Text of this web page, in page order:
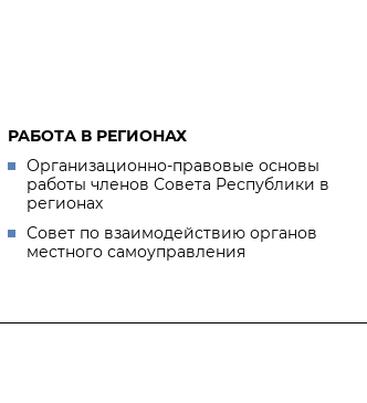
РАБОТА В РЕГИОНАХ
Организационно-правовые основы
работы членов Совета Республики в
регионах
Совет по взаимодействию органов
местного самоуправления